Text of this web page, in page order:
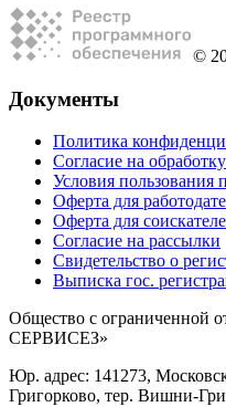
©
Документы
Политика
Согласие на
Условия пользования
Оферта для
Оферта для
Согласие на рассылки
Свидетельство о
Выписка гос.
Общество с ограниченной
СЕРВИСЕЗ»
Юр. адрес: 141273,
Григорково, тер. Вишни-